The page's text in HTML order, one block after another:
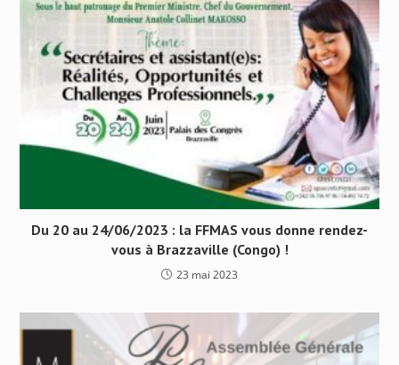
Du 20 au 24/06/2023 : la FFMAS vous donne rendez-
vous à Brazzaville (Congo) !
23 mai 2023